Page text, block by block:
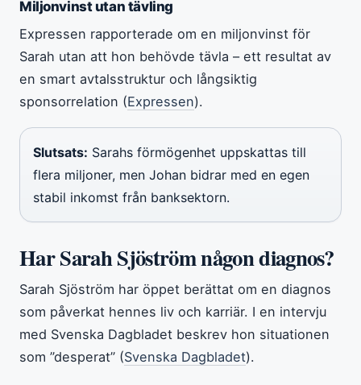
Miljonvinst utan tävling
Expressen rapporterade om en miljonvinst för
Sarah utan att hon behövde tävla – ett resultat av
en smart avtalsstruktur och långsiktig
sponsorrelation (Expressen).
Slutsats: Sarahs förmögenhet uppskattas till
flera miljoner, men Johan bidrar med en egen
stabil inkomst från banksektorn.
Har Sarah Sjöström någon diagnos?
Sarah Sjöström har öppet berättat om en diagnos
som påverkat hennes liv och karriär. I en intervju
med Svenska Dagbladet beskrev hon situationen
som ”desperat” (Svenska Dagbladet).